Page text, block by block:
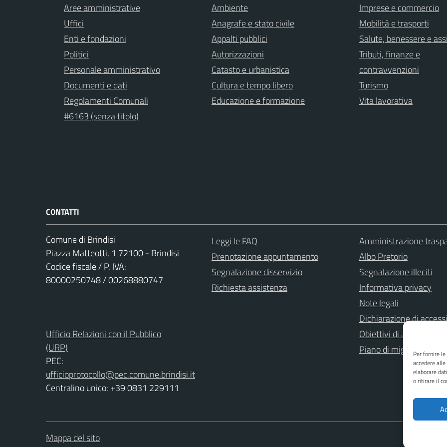
Per fornire
accedere
elaborare
o ritirare il
Aree amministrative
Uffici
Enti e fondazioni
Politici
Personale amministrativo
Documenti e dati
Regolamenti Comunali
#6163 (senza titolo)
Ambiente
Anagrafe e stato civile
Appalti pubblici
Autorizzazioni
Catasto e urbanistica
Cultura e tempo libero
Educazione e formazione
Imprese e commercio
Mobilità e trasporti
Salute, benessere e
Tributi, finanze e
contravvenzioni
Turismo
Vita lavorativa
CONTATTI
Comune di Brindisi
Piazza Matteotti, 1 72100 - Brindisi
Codice fiscale / P. IVA:
80000250748 / 00268880747
Ufficio Relazioni con il Pubblico
(URP)
PEC:
ufficioprotocollo@pec.comune.brindisi.it
Centralino unico: +39 0831 229111
Leggi le FAQ
Prenotazione appuntamento
Segnalazione disservizio
Richiesta assistenza
Amministrazione
Albo Pretorio
Segnalazione illeciti
Informativa privacy
Note legali
Dichiarazione di
Obiettivi di accessibilità
Piano di
Mappa del sito